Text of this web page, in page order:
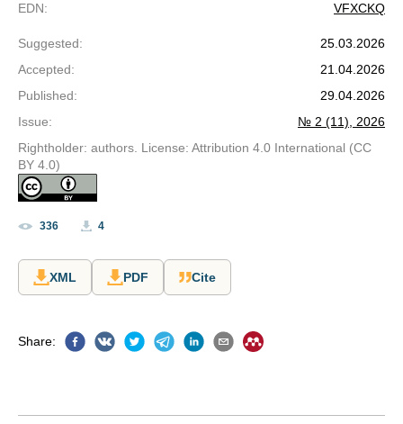
EDN: VFXCKQ
Suggested:
25.03.2026
Accepted:
21.04.2026
Published:
29.04.2026
Issue:
№ 2 (11), 2026
Rightholder: authors. License: Attribution 4.0 International (CC
BY 4.0)
336 4
XML PDF Cite
Share: